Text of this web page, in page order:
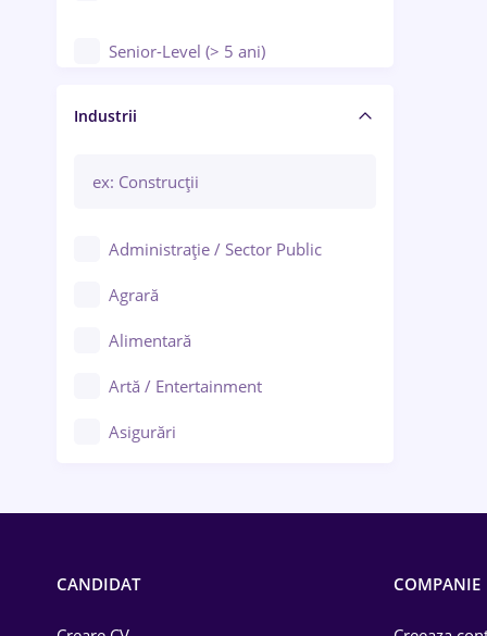
Senior-Level (> 5 ani)
Manager / Executiv
Industrii
Administrație / Sector Public
Agrară
Alimentară
Artă / Entertainment
Asigurări
CANDIDAT COMPANIE